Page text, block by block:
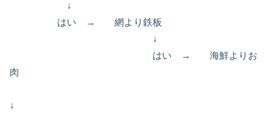
↓
はい → 網より鉄板
↓
はい → 海鮮よりお
肉
↓